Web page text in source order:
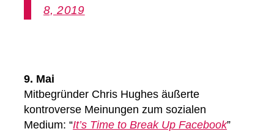
8, 2019
9. Mai
Mitbegründer Chris Hughes äußerte
kontroverse Meinungen zum sozialen
Medium: “It’s Time to Break Up Facebook”